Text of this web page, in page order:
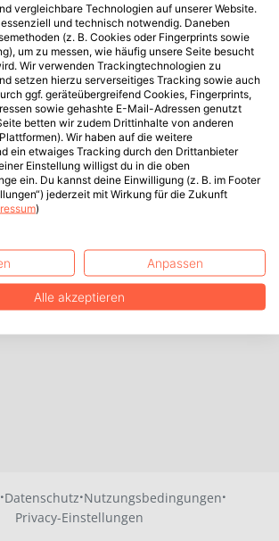
·Datenschutz·Nutzungsbedingungen·
Privacy-Einstellungen
vergleichbare Technologien auf unserer Website.
und technisch notwendig. Daneben
(z. B. Cookies oder Fingerprints sowie
um zu messen, wie häufig unsere Seite besucht
Wir verwenden Trackingtechnologien zu
setzen hierzu serverseitiges Tracking sowie auch
ggf. geräteübergreifend Cookies, Fingerprints,
sowie gehashte E-Mail-Adressen genutzt
betten wir zudem Drittinhalte von anderen
Wir haben auf die weitere
ein etwaiges Tracking durch den Drittanbieter
Einstellung willigst du in die oben
ein. Du kannst deine Einwilligung (z. B. im Footer
jederzeit mit Wirkung für die Zukunft
)
Anpassen
Alle akzeptieren